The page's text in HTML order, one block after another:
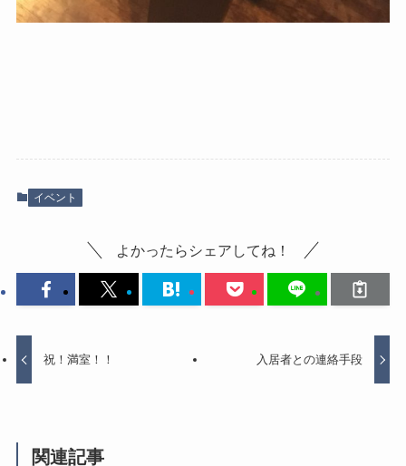
イベント
よかったらシェアしてね！
祝！満室！！ 入居者との連絡手段
関連記事